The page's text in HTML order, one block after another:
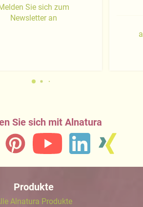
Sie sich zum
Newsletter an
Sie sich mit Alnatura
Produkte
Alnatura Produkte